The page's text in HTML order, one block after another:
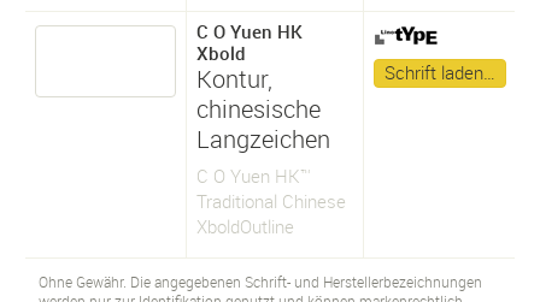
C O Yuen HK
Xbold
Kontur,
chinesische
Langzeichen
C O Yuen HK™
Traditional Chinese
XboldOutline
Schrift laden…
Ohne Gewähr. Die angegebenen Schrift- und Herstellerbezeichnungen